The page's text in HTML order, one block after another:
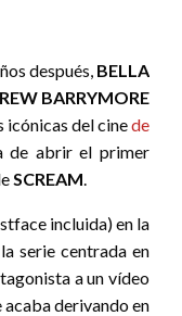
después, BELLA
BARRYMORE
icónicas del cinede
de abrir el primer
SCREAM
incluida) en la
serie centrada en
a un vídeo
derivando en